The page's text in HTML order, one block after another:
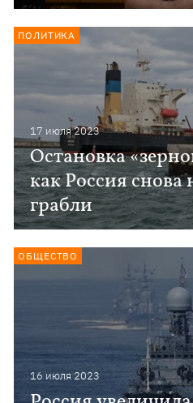
17 июля 2023
Остановка
как Россия снова
грабли
ПОЛИТИКА
16 июля 2023
ОБЩЕСТВО